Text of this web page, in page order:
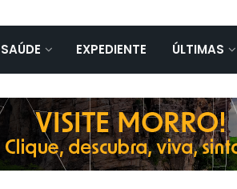
SAÚDE EXPEDIENTE ÚLTIMAS